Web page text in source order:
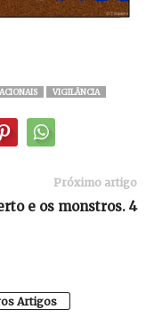
VIGILÂNCIA
Próximo artigo
e os monstros. 4
Artigos